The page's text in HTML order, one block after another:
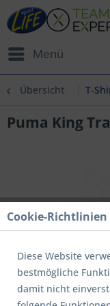
Menü
Übersicht T-
Puma King
Cookie-Richtlinien
Diese Website
bestmögliche
damit nicht